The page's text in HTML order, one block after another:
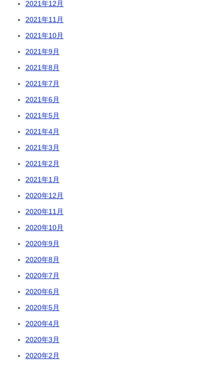
2021年12月
2021年11月
2021年10月
2021年9月
2021年8月
2021年7月
2021年6月
2021年5月
2021年4月
2021年3月
2021年2月
2021年1月
2020年12月
2020年11月
2020年10月
2020年9月
2020年8月
2020年7月
2020年6月
2020年5月
2020年4月
2020年3月
2020年2月